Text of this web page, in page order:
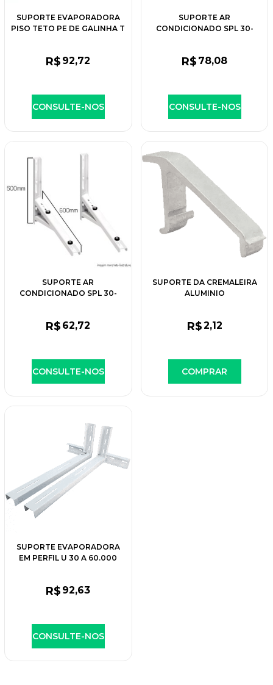
SUPORTE EVAPORADORA
PISO TETO PE DE GALINHA T
R$ 92,72
CONSULTE-NOS
SUPORTE AR
CONDICIONADO SPL 30-
R$ 78,08
CONSULTE-NOS
SUPORTE AR
CONDICIONADO SPL 30-
R$ 62,72
CONSULTE-NOS
SUPORTE DA CREMALEIRA
ALUMINIO
R$2,12
COMPRAR
SUPORTE EVAPORADORA
EM PERFIL U 30 A 60.000
R$ 92,63
CONSULTE-NOS